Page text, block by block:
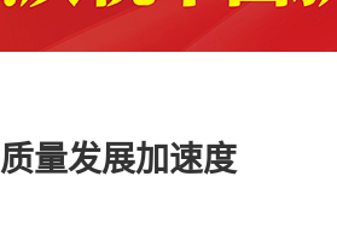
量发展加速度